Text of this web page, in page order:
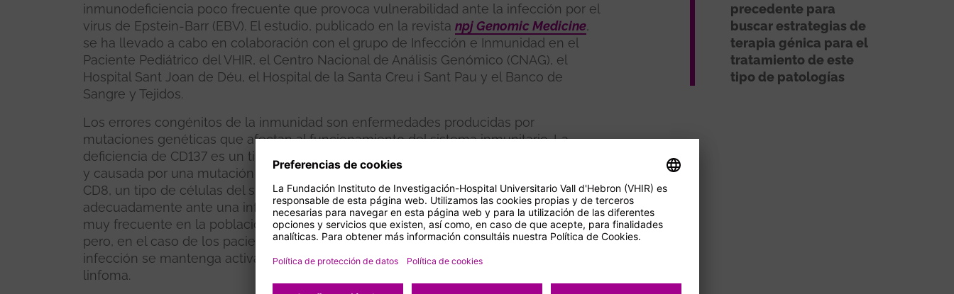
inmunodeficiencia poco frecuente que provoca vulnerabilidad ante la infección por el
virus de Epstein-Barr (EBV). El estudio, publicado en la revista npj Genomic Medicine,
se ha llevado a cabo en colaboración con el grupo de Infección e Inmunidad en el
Paciente Pediátrico del VHIR, el Centro Nacional de Análisis Genómico (CNAG), el
Hospital Sant Joan de Déu, el Hospital de la Santa Creu i Sant Pau y el Banco de
Sangre y Tejidos.
Los errores congénitos de la inmunidad son enfermedades producidas por
mutaciones genéticas que afectan al funcionamiento del sistema inmunitario. La
deficiencia de CD137 es un tipo de estas patologías, descrita por primera vez en 2019
y causada por una mutación en el genTNFRSF9. En estos pacientes, los linfocitos T
CD8, un tipo de células del sistema inmunitario, no son capaces de responder
adecuadamente ante una infección por el virus de Epstein-Barr. Esta infección es
muy frecuente en la población y, por lo general, no provoca consecuencias graves,
pero, en el caso de los pacientes con esta deficiencia, puede ocasionar que la
infección se mantenga activa durante años y, incluso, derivar en algunos tipos de
linfoma.
precedente para
buscar estrategias de
terapia génica para el
tratamiento de este
tipo de patologías